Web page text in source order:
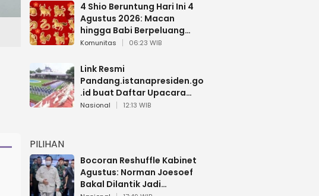
4 Shio Beruntung Hari Ini 4
Agustus 2026: Macan
hingga Babi Berpeluang
Dapat Kabar Baik
Komunitas 06:23 WIB
Link Resmi
Pandang.istanapresiden.go
.id buat Daftar Upacara
Bendera HUT RI di Istana
Nasional 12:13 WIB
PILIHAN
Bocoran Reshuffle Kabinet
Agustus: Norman Joesoef
Bakal Dilantik Jadi